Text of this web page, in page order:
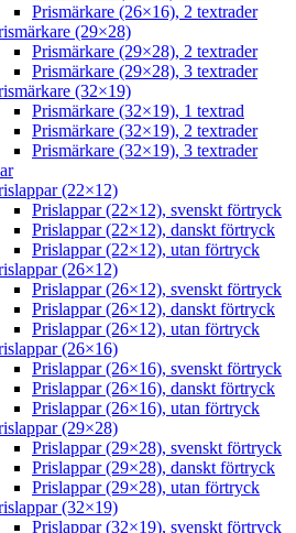
Prismärkare (26×16), 2 textrader
(29×28)
Prismärkare (29×28), 2 textrader
Prismärkare (29×28), 3 textrader
(32×19)
Prismärkare (32×19), 1 textrad
Prismärkare (32×19), 2 textrader
Prismärkare (32×19), 3 textrader
(22×12)
Prislappar (22×12), svenskt förtryck
Prislappar (22×12), danskt förtryck
Prislappar (22×12), utan förtryck
(26×12)
Prislappar (26×12), svenskt förtryck
Prislappar (26×12), danskt förtryck
Prislappar (26×12), utan förtryck
(26×16)
Prislappar (26×16), svenskt förtryck
Prislappar (26×16), danskt förtryck
Prislappar (26×16), utan förtryck
(29×28)
Prislappar (29×28), svenskt förtryck
Prislappar (29×28), danskt förtryck
Prislappar (29×28), utan förtryck
(32×19)
Prislappar (32×19), svenskt förtryck